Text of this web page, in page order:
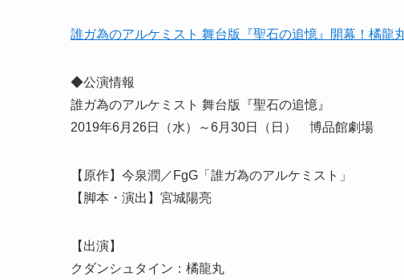
誰ガ為のアルケミスト 舞台版『聖石の追憶』開幕！橘龍
◆公演情報
誰ガ為のアルケミスト 舞台版『聖石の追憶』
2019年6月26日（水）～6月30日（日） 博品館劇場
【原作】今泉潤／FgG「誰ガ為のアルケミスト」
【脚本・演出】宮城陽亮
【出演】
クダンシュタイン：橘龍丸